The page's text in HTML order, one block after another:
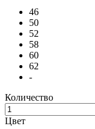
46
50
52
58
60
62
-
Количество
Цвет